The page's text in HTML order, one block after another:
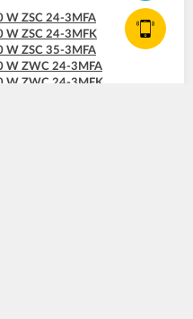
W ZSC 24-3MFA
W ZSC 24-3MFK
W ZSC 35-3MFA
W ZWC 24-3MFA
W ZWC 24-3MFK